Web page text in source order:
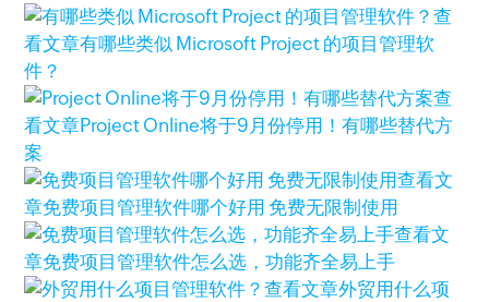
查
看文章有哪些类似 Microsoft Project 的项目管理软
件？
查
看文章Project Online将于9月份停用！有哪些替代方
案
查看文
章免费项目管理软件哪个好用 免费无限制使用
查看文
章免费项目管理软件怎么选，功能齐全易上手
查看文章外贸用什么项